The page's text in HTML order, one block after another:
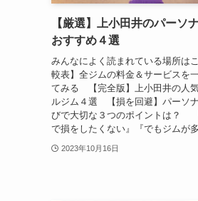
【厳選】上小田井のパーソ
おすすめ４選
みんなによく読まれている場所は
較表】全ジムの料金＆サービスを
てみる 【完全版】上小田井の人
ルジム４選 【損を回避】パーソ
びで大切な３つのポイントは？
で損をしたくない』『でもジムが
2023年10月16日